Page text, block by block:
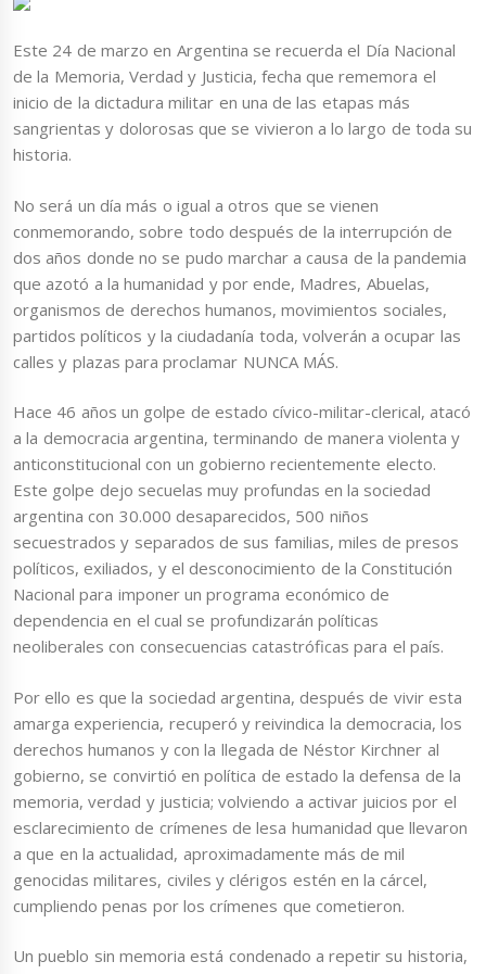
Este 24 de marzo en Argentina se recuerda el Día Nacional
de la Memoria, Verdad y Justicia, fecha que rememora el
inicio de la dictadura militar en una de las etapas más
sangrientas y dolorosas que se vivieron a lo largo de toda su
historia.
No será un día más o igual a otros que se vienen
conmemorando, sobre todo después de la interrupción de
dos años donde no se pudo marchar a causa de la pandemia
que azotó a la humanidad y por ende, Madres, Abuelas,
organismos de derechos humanos, movimientos sociales,
partidos políticos y la ciudadanía toda, volverán a ocupar las
calles y plazas para proclamar NUNCA MÁS.
Hace 46 años un golpe de estado cívico-militar-clerical, atacó
a la democracia argentina, terminando de manera violenta y
anticonstitucional con un gobierno recientemente electo.
Este golpe dejo secuelas muy profundas en la sociedad
argentina con 30.000 desaparecidos, 500 niños
secuestrados y separados de sus familias, miles de presos
políticos, exiliados, y el desconocimiento de la Constitución
Nacional para imponer un programa económico de
dependencia en el cual se profundizarán políticas
neoliberales con consecuencias catastróficas para el país.
Por ello es que la sociedad argentina, después de vivir esta
amarga experiencia, recuperó y reivindica la democracia, los
derechos humanos y con la llegada de Néstor Kirchner al
gobierno, se convirtió en política de estado la defensa de la
memoria, verdad y justicia; volviendo a activar juicios por el
esclarecimiento de crímenes de lesa humanidad que llevaron
a que en la actualidad, aproximadamente más de mil
genocidas militares, civiles y clérigos estén en la cárcel,
cumpliendo penas por los crímenes que cometieron.
Un pueblo sin memoria está condenado a repetir su historia,